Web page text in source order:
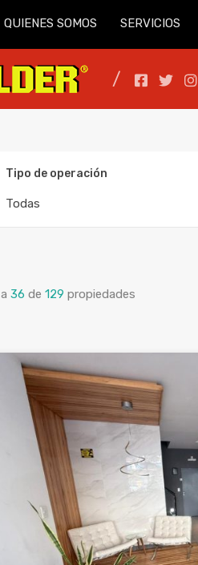
QUIENES SOMOS SERVICIOS
Tipo de operación
Todas
a 36 de 129 propiedades